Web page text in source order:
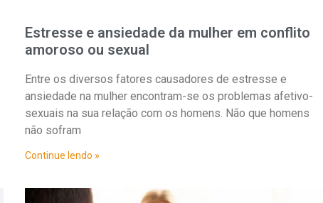
Estresse e ansiedade da mulher em conflito
amoroso ou sexual
Entre os diversos fatores causadores de estresse e
ansiedade na mulher encontram-se os problemas afetivo-
sexuais na sua relação com os homens. Não que homens
não sofram
Continue lendo »